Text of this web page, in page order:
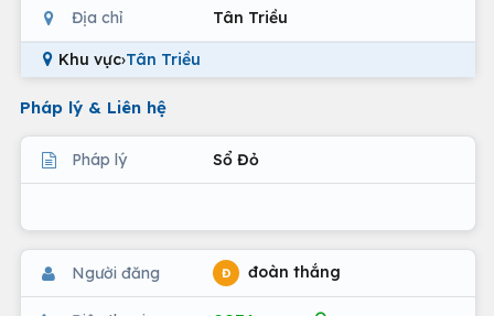
Địa chỉ Tân Triều
Khu vực›Tân Triều
Pháp lý & Liên hệ
Pháp lý Sổ Đỏ
Người đăng Đ đoàn thắng